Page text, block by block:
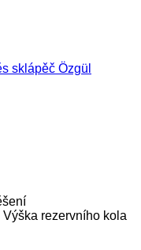
sklápěč Özgül
Výška rezervního kola